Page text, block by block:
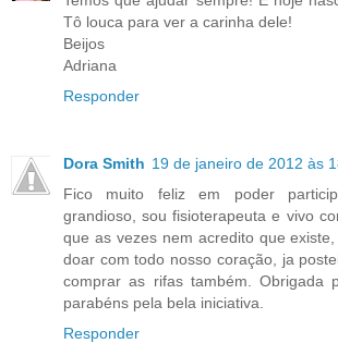
Tô louca para ver a carinha dele!
Beijos
Adriana
Responder
Dora Smith 19 de janeiro de 2012 às
Fico muito feliz em poder
grandioso, sou fisioterapeuta e vivo
que as vezes nem acredito que
doar com todo nosso coração, ja
comprar as rifas também. Obrigada
parabéns pela bela iniciativa.
Responder